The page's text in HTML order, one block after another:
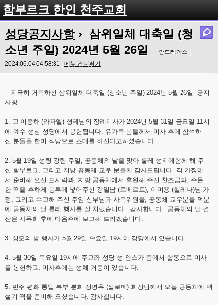
함부르크 한인 천주교회
성당공지사항› 삼위일체 대축일 (청
소년 주일) 2024년 5월 26일
안드레아스 |
2024.06.04 04:58:31 | 메뉴 건너뛰기
지극히 거룩하신 삼위일체 대축일 (청소년 주일) 2024년 5월 26일 공지
사항
1. 고 이종하 (라파엘) 형제님의 장례미사가 2024년 5월 31일 금요일 11시
에 예수 성심 성당에서 봉헌됩니다. 유가족 분들께서 미사 후에 참석하
신 분들을 한미 식당으로 초대를 하신다고하셨습니다.
2. 5월 19일 성령 강림 주일, 공동체의 날을 맞아 룰레 성지에함께 해 주
신 함부르크, 그리고 지방 공동체 교우 분들께 감사드립니다. 각 가정에
서 준비해 오신 도시락과, 지방 공동체에서 후원해 주신 찬조금과, 주문
한 떡을 후하게 봉투에 넣어주신 강일남 (로베르트), 이미용 (헬레나)님 가
정, 그리고 수고해 주신 주임 신부님과 사목위원들, 공동체 교우분들 덕분
에 공동체의 날 룰레 행사를 잘 치렀습니다. 감사합니다. 공동체의 날 결
산은 사목회 후에 다음주에 보고해 드리겠습니다.
3. 성모의 밤 행사가 5월 29일 수요일 19시에 강당에서 있습니다.
4. 5월 30일 목요일 19시에 주교좌 성당 성 안스가 돔에서 합동으로 미사
를 봉헌하고, 미사후에는 성체 거동이 있습니다.
5. 민주 평화 통일 북부 분회 정명옥 (살로메) 회장님께서 오늘 공동체에 백
설기 떡을 준비해 오셨습니다. 감사합니다.